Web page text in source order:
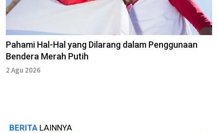
Pahami Hal-Hal yang Dilarang dalam Penggunaan
Bendera Merah Putih
2 Agu 2026
BERITA LAINNYA